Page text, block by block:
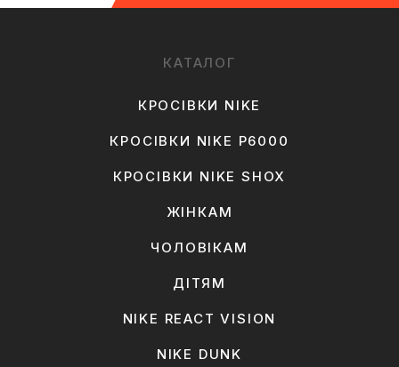
КАТАЛОГ
КРОСІВКИ NIKE
КРОСІВКИ NIKE P6000
КРОСІВКИ NIKE SHOX
ЖІНКАМ
ЧОЛОВІКАМ
ДІТЯМ
NIKE REACT VISION
NIKE DUNK